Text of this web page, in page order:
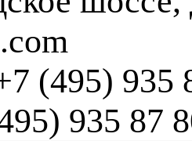
(495) 935
935 87